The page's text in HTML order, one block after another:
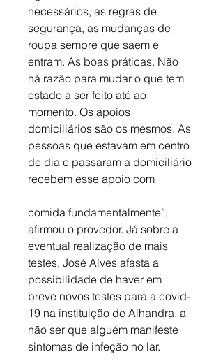
necessários, as regras de
segurança, as mudanças de
roupa sempre que saem e
entram. As boas práticas. Não
há razão para mudar o que tem
estado a ser feito até ao
momento. Os apoios
domiciliários são os mesmos. As
pessoas que estavam em centro
de dia e passaram a domiciliário
recebem esse apoio com
comida fundamentalmente”,
afirmou o provedor. Já sobre a
eventual realização de mais
testes, José Alves afasta a
possibilidade de haver em
breve novos testes para a covid-
19 na instituição de Alhandra, a
não ser que alguém manifeste
sintomas de infeção no lar.